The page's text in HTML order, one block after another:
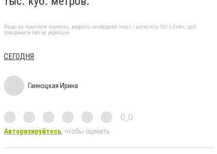
Якщо ви помітили помилку, виділіть необхідний текст і натисніть Ctrl + Enter, щоб
повідомити про це редакцію
СЕГОДНЯ
Ганноцкая Ирина
0,0
Авторизируйтесь, чтобы оценить